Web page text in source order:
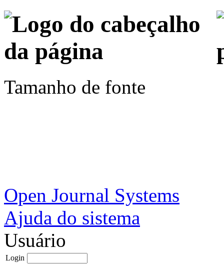
Tamanho de fonte
Open Journal Systems
Ajuda do sistema
Usuário
Login